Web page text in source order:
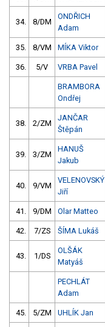
34. 8/DM
ONDŘICH
Adam
35. 8/VM MÍKA Viktor
36. 5/V VRBA Pavel
BRAMBORA
Ondřej
38. 2/ZM
JANČAR
Štěpán
39. 3/ZM
HANUŠ
Jakub
40. 9/VM
VELENOVSKÝ
Jiří
41. 9/DM Olar Matteo
42. 7/ZS ŠÍMA Lukáš
43. 1/DS
OLŠÁK
Matyáš
PECHLÁT
Adam
45. 5/ZM UHLÍK Jan